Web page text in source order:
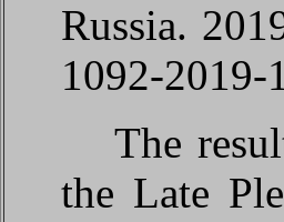
Russia.
1092-2019-1
The
the Late